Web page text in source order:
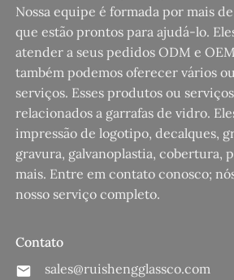
Nossa equipe é formada por mais
que estão prontos para ajudá-lo.
atender a seus pedidos ODM e
também podemos oferecer vários
serviços. Esses produtos ou
relacionados a garrafas de vidro.
impressão de logotipo, decalques,
gravura, galvanoplastia, cobertura,
mais. Entre em contato conosco;
nosso serviço completo.
Contato
sales@ruishengglassco.com